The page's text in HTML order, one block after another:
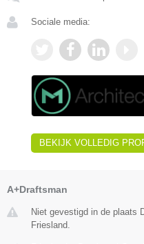
Sociale media:
BEKIJK VOLLEDIG
A+Draftsman
Niet gevestigd in de plaats
Friesland.